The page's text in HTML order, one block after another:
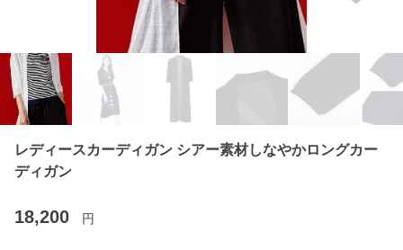
レディースカーディガン シアー素材しなやかロングカー
ディガン
18,200 円